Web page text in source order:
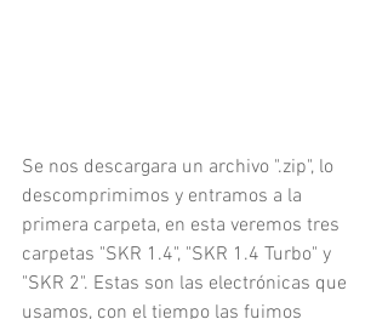
Se nos descargara un archivo ".zip", lo
descomprimimos y entramos a la
primera carpeta, en esta veremos tres
carpetas "SKR 1.4", "SKR 1.4 Turbo" y
"SKR 2". Estas son las electrónicas que
usamos, con el tiempo las fuimos